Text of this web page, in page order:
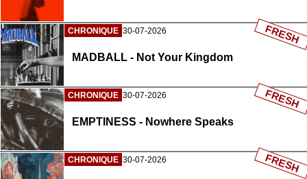
CHRONIQUE 30-07-2026
MADBALL - Not Your Kingdom
FRESH
CHRONIQUE 30-07-2026
EMPTINESS - Nowhere Speaks
FRESH
CHRONIQUE 30-07-2026 FRESH